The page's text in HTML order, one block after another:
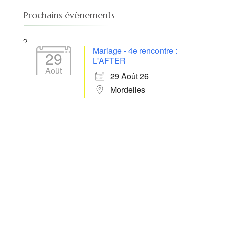
Prochains évènements
29
Août
Mariage - 4e rencontre :
L'AFTER
29 Août 26
Mordelles